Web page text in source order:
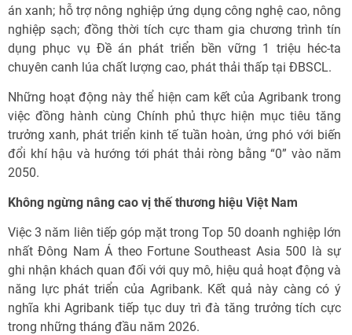
án xanh; hỗ trợ nông nghiệp ứng dụng công nghệ cao, nông
nghiệp sạch; đồng thời tích cực tham gia chương trình tín
dụng phục vụ Đề án phát triển bền vững 1 triệu héc-ta
chuyên canh lúa chất lượng cao, phát thải thấp tại ĐBSCL.
Những hoạt động này thể hiện cam kết của Agribank trong
việc đồng hành cùng Chính phủ thực hiện mục tiêu tăng
trưởng xanh, phát triển kinh tế tuần hoàn, ứng phó với biến
đổi khí hậu và hướng tới phát thải ròng bằng “0” vào năm
2050.
Không ngừng nâng cao vị thế thương hiệu Việt Nam
Việc 3 năm liên tiếp góp mặt trong Top 50 doanh nghiệp lớn
nhất Đông Nam Á theo Fortune Southeast Asia 500 là sự
ghi nhận khách quan đối với quy mô, hiệu quả hoạt động và
năng lực phát triển của Agribank. Kết quả này càng có ý
nghĩa khi Agribank tiếp tục duy trì đà tăng trưởng tích cực
trong những tháng đầu năm 2026.